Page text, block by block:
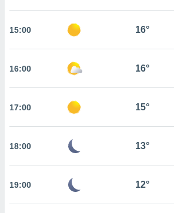
coste.
botón
a la
todas
ya sean
nos
en
perfil
CONTINUAR
15:00 16°
16:00 16°
17:00 15°
18:00 13°
19:00 12°